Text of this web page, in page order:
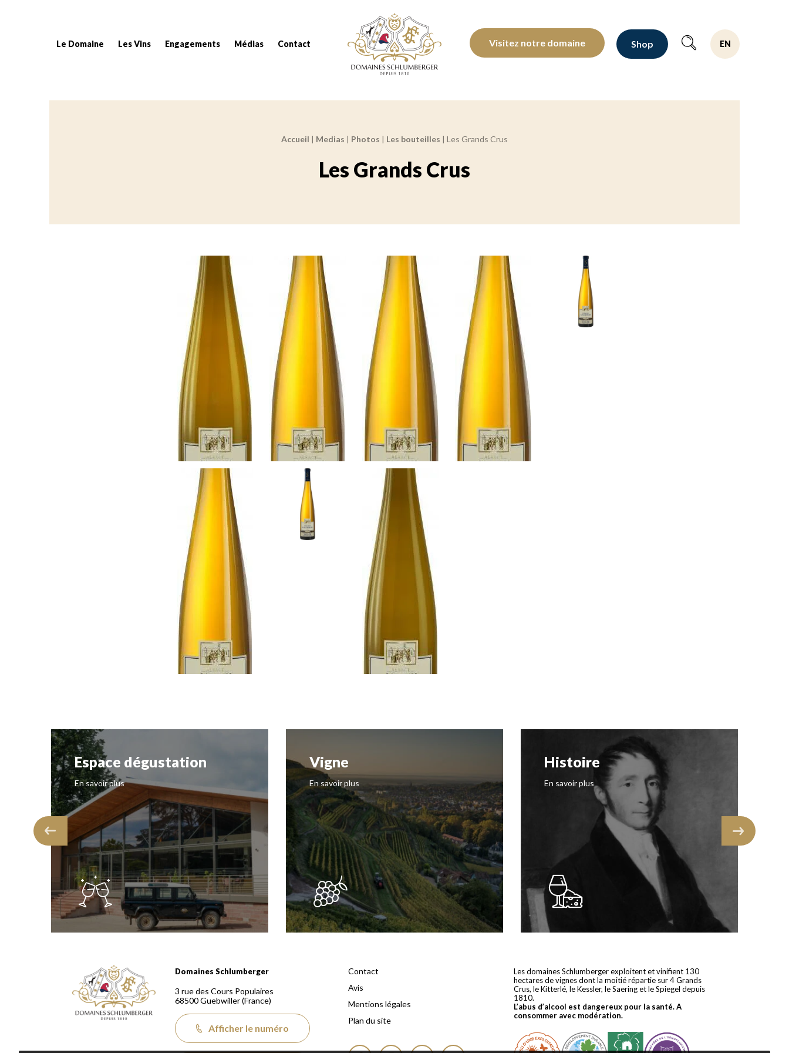
Le Domaine Les Vins Engagements Médias Contact
Domaines Schlumberger Vignerons 100% récoltants depuis 1810
Visitez notre domaine Shop EN
Accueil | Medias | Photos | Les bouteilles | Les Grands Crus
Les Grands Crus
Espace dégustation
En savoir plus
Vigne
En savoir plus
Histoire
En savoir plus
Domaines Schlumberger Vignerons 100% récoltants depuis 1810
Domaines Schlumberger
3 rue des Cours Populaires
68500Guebwiller(France)
Afficher le numéro
Contact
Avis
Mentions légales
Plan du site
Les domaines Schlumberger exploitent et vinifient 130
hectares de vignes dont la moitié répartie sur 4 Grands
Crus, le Kitterlé, le Kessler, le Saering et le Spiegel depuis
1810.
L’abus d’alcool est dangereux pour la santé. A
consommer avec modération.